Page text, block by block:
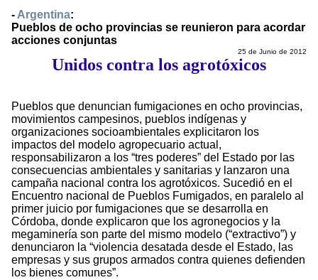
- Argentina:
Pueblos de ocho provincias se reunieron para acordar
acciones conjuntas
25 de Junio de 2012
Unidos contra los agrotóxicos
Pueblos que denuncian fumigaciones en ocho provincias,
movimientos campesinos, pueblos indígenas y
organizaciones socioambientales explicitaron los
impactos del modelo agropecuario actual,
responsabilizaron a los “tres poderes” del Estado por las
consecuencias ambientales y sanitarias y lanzaron una
campaña nacional contra los agrotóxicos. Sucedió en el
Encuentro nacional de Pueblos Fumigados, en paralelo al
primer juicio por fumigaciones que se desarrolla en
Córdoba, donde explicaron que los agronegocios y la
megaminería son parte del mismo modelo (“extractivo”) y
denunciaron la “violencia desatada desde el Estado, las
empresas y sus grupos armados contra quienes defienden
los bienes comunes”.